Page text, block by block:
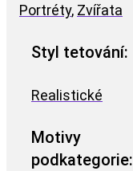
Portréty, Zvířata
Styl tetování:
Realistické
Motivy
podkategorie: